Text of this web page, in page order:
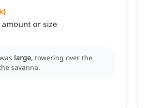
]
amount or size
large, towering over the
savanna.